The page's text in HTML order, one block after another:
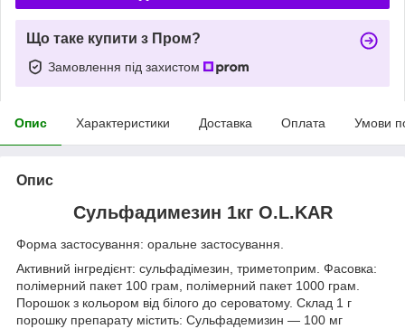
Що таке купити з Пром?
Замовлення під захистом
Опис Характеристики Доставка Оплата Умови
Опис
Сульфадимезин 1кг O.L.KAR
Форма застосування: оральне застосування.
Активний інгредієнт: сульфадімезин, триметоприм. Фасовка:
полімерний пакет 100 грам, полімерний пакет 1000 грам.
Порошок з кольором від білого до сероватому. Склад 1 г
порошку препарату містить: Сульфадемизин — 100 мг